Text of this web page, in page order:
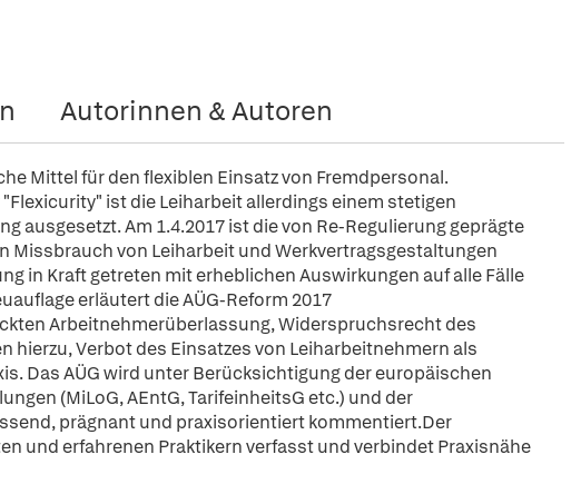
Autorinnen & Autoren
Mittel für den flexiblen Einsatz von Fremdpersonal.
ist die Leiharbeit allerdings einem stetigen
ausgesetzt. Am 1.4.2017 ist die von Re-Regulierung geprägte
Missbrauch von Leiharbeit und Werkvertragsgestaltungen
in Kraft getreten mit erheblichen Auswirkungen auf alle Fälle
erläutert die AÜG-Reform 2017
Arbeitnehmerüberlassung, Widerspruchsrecht des
hierzu, Verbot des Einsatzes von Leiharbeitnehmern als
Das AÜG wird unter Berücksichtigung der europäischen
(MiLoG, AEntG, TarifeinheitsG etc.) und der
prägnant und praxisorientiert kommentiert.Der
und erfahrenen Praktikern verfasst und verbindet Praxisnähe